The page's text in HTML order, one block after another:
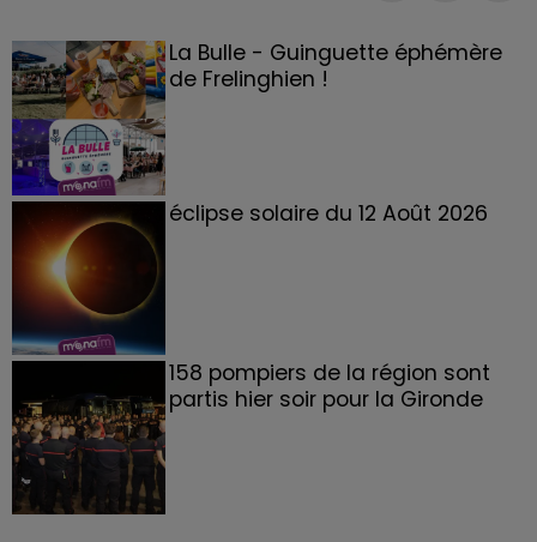
La Bulle - Guinguette éphémère
de Frelinghien !
éclipse solaire du 12 Août 2026
158 pompiers de la région sont
partis hier soir pour la Gironde